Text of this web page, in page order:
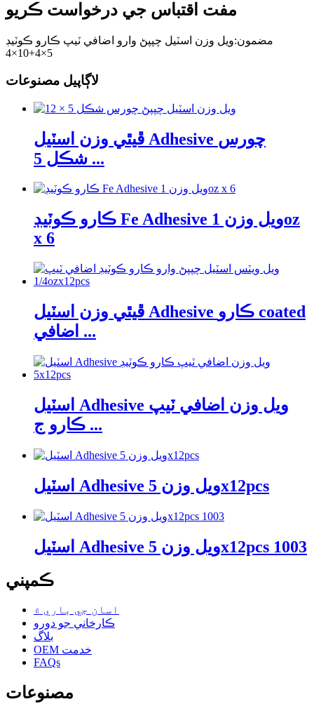
مفت اقتباس جي درخواست ڪريو
مضمون:ويل وزن اسٽيل چپپڻ وارو اضافي ٽيپ ڪارو ڪوٽيڊ
5×4+10×4
لاڳاپيل مصنوعات
ڦيٿي وزن اسٽيل Adhesive چورس
شڪل 5 ...
ڪارو ڪوٽيڊ Fe Adhesive ويل وزن 1oz
x 6
ڦيٿي وزن اسٽيل Adhesive ڪارو coated
اضافي ...
اسٽيل Adhesive ويل وزن اضافي ٽيپ
ڪارو ج ...
اسٽيل Adhesive ويل وزن 5x12pcs
اسٽيل Adhesive ويل وزن 5x12pcs 1003
ڪمپني
اسان جي باري ۾
ڪارخاني جو دورو
بلاگ
OEM خدمت
FAQs
مصنوعات